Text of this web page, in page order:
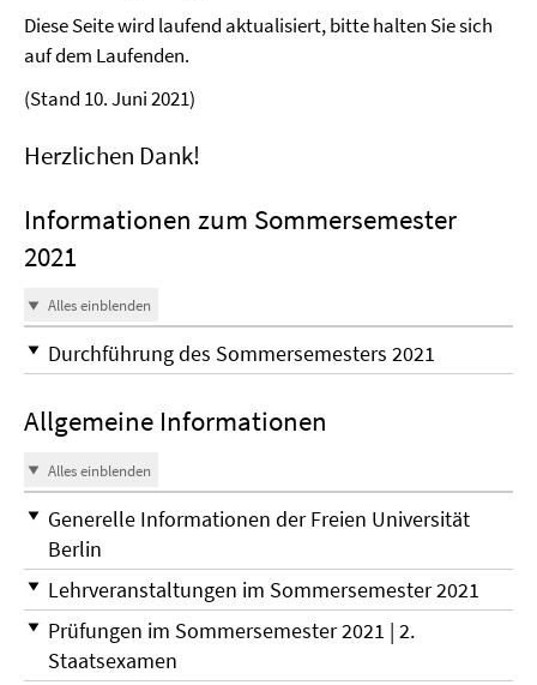
Diese Seite wird laufend aktualisiert, bitte halten Sie sich
auf dem Laufenden.
(Stand 10. Juni 2021)
Herzlichen Dank!
Informationen zum Sommersemester
2021
Alles einblenden
Durchführung des Sommersemesters 2021
Allgemeine Informationen
Alles einblenden
Generelle Informationen der Freien Universität
Berlin
Lehrveranstaltungen im Sommersemester 2021
Prüfungen im Sommersemester 2021 | 2.
Staatsexamen